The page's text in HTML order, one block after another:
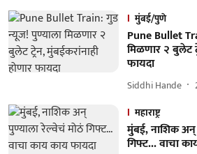
मुंबई/पुणे
Pune Bullet
मिळणार २ बुलेट
फायदा
Siddhi Hande
महाराष्ट्र
मुंबई, नाशिक
गिफ्ट... वाचा